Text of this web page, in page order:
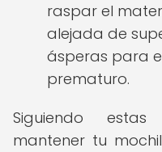
raspar el
alejada de
ásperas para
prematuro.
Siguiendo estas
mantener tu